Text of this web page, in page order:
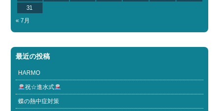
31
« 7月
最近の投稿
HARMO
祝☆進水式
蝶の熱中症対策